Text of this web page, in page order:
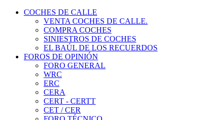
COCHES DE CALLE
VENTA COCHES DE CALLE.
COMPRA COCHES
SINIESTROS DE COCHES
EL BAÚL DE LOS RECUERDOS
FOROS DE OPINIÓN
FORO GENERAL
WRC
ERC
CERA
CERT - CERTT
CET / CER